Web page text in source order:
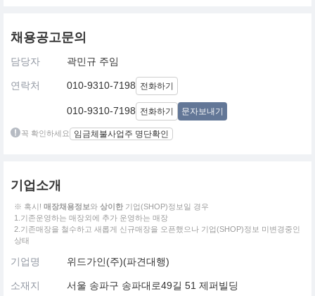
채용공고문의
담당자 곽민규 주임
연락처 010-9310-7198 전화하기
010-9310-7198 전화하기 문자보내기
꼭 확인하세요 임금체불사업주 명단확인
기업소개
※ 혹시! 매장채용정보와 상이한 기업(SHOP)정보일 경우
1.기존운영하는 매장외에 추가 운영하는 매장
2.기존매장을 철수하고 새롭게 신규매장을 오픈했으나 기업(SHOP)정보 미변경중인
상태
기업명 위드가인(주)(파견대행)
소재지 서울 송파구 송파대로49길 51 제퍼빌딩